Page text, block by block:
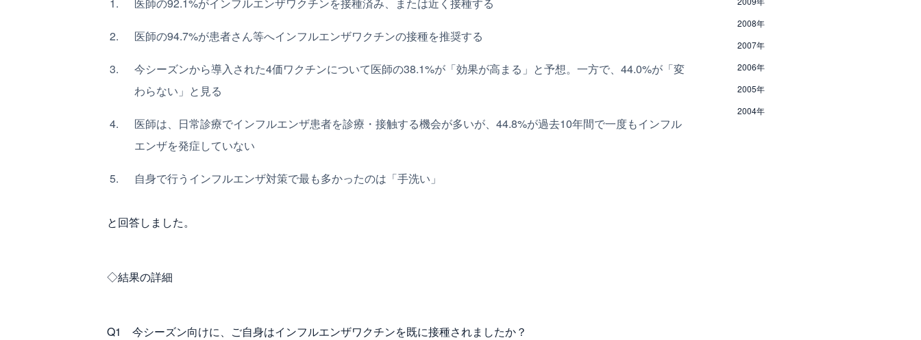
医師の94.7%が患者さん等へインフルエンザワクチンの接種を推奨する
今シーズンから導入された4価ワクチンについて医師の38.1%が「効果が高まる」と予想。一方で、44.0%が「変
わらない」と見る
医師は、日常診療でインフルエンザ患者を診療・接触する機会が多いが、44.8%が過去10年間で一度もインフル
エンザを発症していない
自身で行うインフルエンザ対策で最も多かったのは「手洗い」
と回答しました。
◇結果の詳細
Q1 今シーズン向けに、ご自身はインフルエンザワクチンを既に接種されましたか？
2008年
2007年
2006年
2005年
2004年